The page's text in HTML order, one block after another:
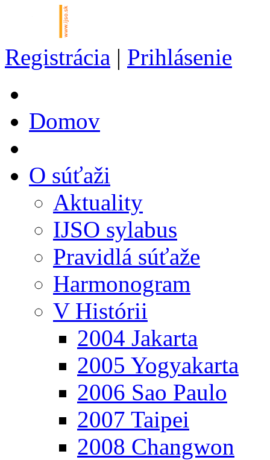
Registrácia | Prihlásenie
Domov
O súťaži
Aktuality
IJSO sylabus
Pravidlá súťaže
Harmonogram
V Histórii
2004 Jakarta
2005 Yogyakarta
2006 Sao Paulo
2007 Taipei
2008 Changwon